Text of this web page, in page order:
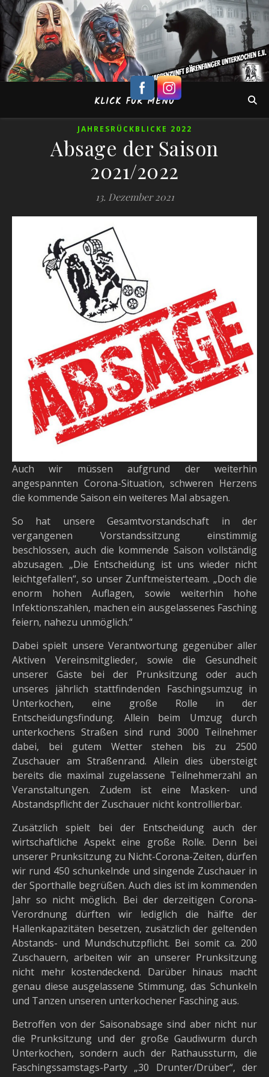
KLICK FÜR MENÜ
JAHRESRÜCKBLICKE 2022
Absage der Saison
2021/2022
13. Dezember 2021
Auch wir müssen aufgrund der weiterhin
angespannten Corona-Situation, schweren Herzens
die kommende Saison ein weiteres Mal absagen.
So hat unsere Gesamtvorstandschaft in der
vergangenen Vorstandssitzung einstimmig
beschlossen, auch die kommende Saison vollständig
abzusagen. „Die Entscheidung ist uns wieder nicht
leichtgefallen“, so unser Zunftmeisterteam. „Doch die
enorm hohen Auflagen, sowie weiterhin hohe
Infektionszahlen, machen ein ausgelassenes Fasching
feiern, nahezu unmöglich.“
Dabei spielt unsere Verantwortung gegenüber aller
Aktiven Vereinsmitglieder, sowie die Gesundheit
unserer Gäste bei der Prunksitzung oder auch
unseres jährlich stattfindenden Faschingsumzug in
Unterkochen, eine große Rolle in der
Entscheidungsfindung. Allein beim Umzug durch
unterkochens Straßen sind rund 3000 Teilnehmer
dabei, bei gutem Wetter stehen bis zu 2500
Zuschauer am Straßenrand. Allein dies übersteigt
bereits die maximal zugelassene Teilnehmerzahl an
Veranstaltungen. Zudem ist eine Masken- und
Abstandspflicht der Zuschauer nicht kontrollierbar.
Zusätzlich spielt bei der Entscheidung auch der
wirtschaftliche Aspekt eine große Rolle. Denn bei
unserer Prunksitzung zu Nicht-Corona-Zeiten, dürfen
wir rund 450 schunkelnde und singende Zuschauer in
der Sporthalle begrüßen. Auch dies ist im kommenden
Jahr so nicht möglich. Bei der derzeitigen Corona-
Verordnung dürften wir lediglich die hälfte der
Hallenkapazitäten besetzen, zusätzlich der geltenden
Abstands- und Mundschutzpflicht. Bei somit ca. 200
Zuschauern, arbeiten wir an unserer Prunksitzung
nicht mehr kostendeckend. Darüber hinaus macht
genau diese ausgelassene Stimmung, das Schunkeln
und Tanzen unseren unterkochener Fasching aus.
Betroffen von der Saisonabsage sind aber nicht nur
die Prunksitzung und der große Gaudiwurm durch
Unterkochen, sondern auch der Rathaussturm, die
Faschingssamstags-Party „30 Drunter/Drüber“, der